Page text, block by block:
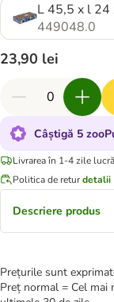
L 45,5 x l 24
449048.0
23,90 lei
Câștigă 5
Livrarea în 1-4 zile
Politica de returdetalii
Descriere produs
Prețurile sunt
Preț normal = Cel mai